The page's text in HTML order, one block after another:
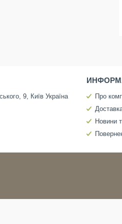
9, Київ Україна
Про
Новини